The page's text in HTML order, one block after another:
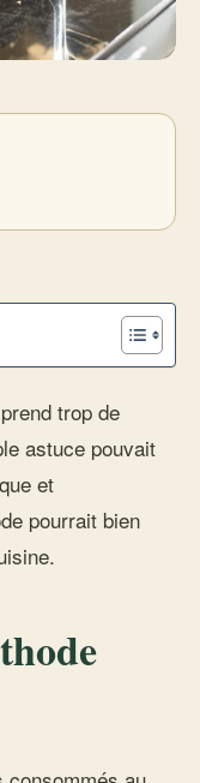
trop de
astuce pouvait
et
pourrait bien